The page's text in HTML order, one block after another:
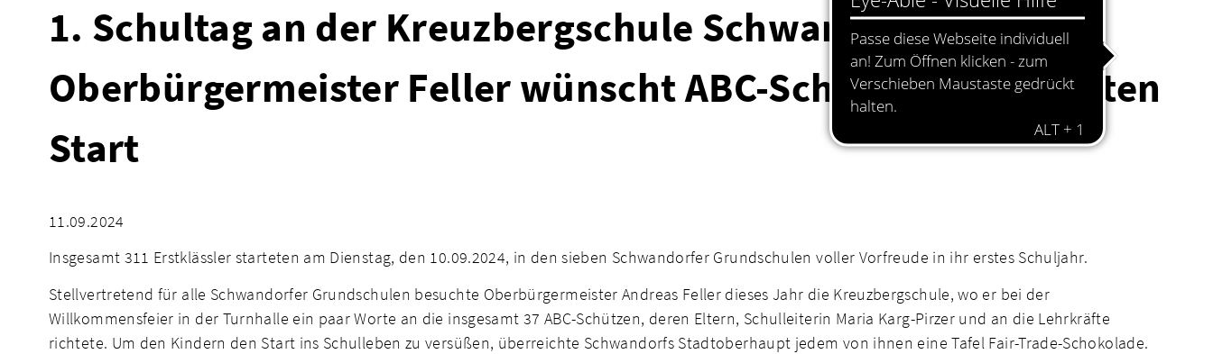
1. Schultag an der Kreuzbergschule Schwandorf:
Oberbürgermeister Feller wünscht ABC-Schützen einen guten
Start
11.09.2024
Insgesamt 311 Erstklässler starteten am Dienstag, den 10.09.2024, in den sieben Schwandorfer Grundschulen voller Vorfreude in ihr erstes Schuljahr.
Stellvertretend für alle Schwandorfer Grundschulen besuchte Oberbürgermeister Andreas Feller dieses Jahr die Kreuzbergschule, wo er bei der
Willkommensfeier in der Turnhalle ein paar Worte an die insgesamt 37 ABC-Schützen, deren Eltern, Schulleiterin Maria Karg-Pirzer und an die Lehrkräfte
richtete. Um den Kindern den Start ins Schulleben zu versüßen, überreichte Schwandorfs Stadtoberhaupt jedem von ihnen eine Tafel Fair-Trade-Schokolade.